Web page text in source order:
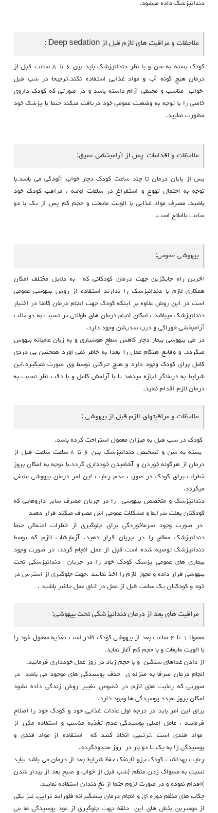
دندانپزشک داده میشود.
ملاحظات و مراقبت های لازم قبل از Deep sedation :
کودک بسته به سن و با نظر دندانپزشک باید بین ۶ تا ٨ ساعت قبل از
درمان هیچ گونه آب و مواد غذایی استفاده نکند.ترجیحا در شب قبل
خواب مناسب و محیطی آرام داشته باشد و در صورتی که کودک داروی
خاصی را با توجه به وضعیت عمومی خود دریافت میکند حتما با پزشک خود
مشورت نمایید.
ملاحظات و اقدامات پس از آرامبخشی عمیق:
پس از پایان درمان تا چند ساعت کودک دچار خواب آلودگی می باشد.با
توجه به احتمال تهوع و استفراغ در ساعات اولیه ، مراقب کودک خود
باشید. مصرف مواد غذایی با الویت مایعات و حجم کم پس از یک یا دو
ساعت بلامانع است.
بیهوشی عمومی:
آخرین راه جایگزین جهت درمان کودکانی که به دلایل مختلف امکان
همکاری لازم با دندانپزشک را ندارند استفاده از روش بیهوشی عمومی
است در این روش علاوه بر اینکه کودک جهت انجام درمان کاملا در اختیار
دندانپزشک میباشد ، امکان انجام درمان های طولانی تر نسبت به دو حالت
آرامبخشی خوراکی و دیپ سدیشن وجود دارد.
در طی بیهوشی بیمار دچار کاهش سطح هوشیاری و به زبان عامیانه بیهوش
میگردد. و وقایع هنگام عمل را بعدا به خاطر نمی اورد همچنین بی دردی
کامل برای کودک وجود دارد و هیچ حرکتی توسط وی صورت نمیگیرد.این
شرایط به درمانگر اجازه میدهد تا با آرامش کامل و با دقت نظر نسبت به
درمان لازم اقدام نماید.
ملاحظات و مراقبتهای لازم قبل از بیهوشی :
کودک در شب قبل به میزان معمول استراحت کرده باشد.
بسته به سن و تشخیص دندانپزشک بین ۶ تا ٨ ساعت ساعت قبل از
درمان از هرگونه خوردن و آشامیدن خودداری گردد.با توجه به امکان بروز
خطرات برای کودک در صورت عدم رعایت این امر درمان بیهوشی منتفی
میگردد.
دندانپزشک و متخصص بیهوشی را در جریان مصرف سایر داروهایی که
کودکتان بعلت شرایط و مشکلات عمومی اش مصرف میکند قرار دهید
در صورت وجود سرماخوردگی برای جلوگیری از خطرات احتمالی حتما
دندانپزشک معالج را در جریان قرار دهید. آزمایشات لازم که توسط
دندانپزشک توصیه شده است قبل از عمل انجام گردد. در صورت وجود
بیماری های عمومی پزشک کودک خود را در جریان دندانپزشکی تحت
بیهوشی قرار داده و مجوز لازم را اخذ نمایید .جهت جلوگیری از استرس در
خود و کودکتان یک ساعت قبل از عمل در اتاق عمل حاضر باشید .
مراقبت های بعد از درمان دندانپزشکی تحت بیهوشی:
معمولا ١ تا ٢ ساعت بعد از بیهوشی کودک قادر است تغذیه معمول خود را
با الویت مایعات و با حجم کم آغاز نماید.
از دادن غداهای سنگین و با حجم زیاد در روز عمل خودداری فرمایید.
انجام درمان صرفا به منزله ی حذف پوسیدگی های موجود می باشد در
صورتی که رعایت های لازم در خصوص تغییر روش زندگی داده نشود
امکان بروز مجدد پوسیدگی ها وجود دارد.
برای این امر باید در درجه اول عادات غذایی خود و کودک خود را اصلاح
فرمایید ، عامل اصلی پوسیدگی عدم تغذیه مناسب و استفاده مکرر از
مواد قندی است .ترتیبی اتخاذ کنید که استفاده از مواد قندی و
پوسیدگی زا به یک تا دو بار در روز محدودگردد.
رعایت بهداشت کودک جزو لاینفک حفظ شرایط بعد از درمان می باشد ،باید
نسبت به مسواک زدن منظم (شب قبل از خواب و صبح بعد از بیدار شدن
)اقدام نموده و در صورت لزوم حتما از نخ دندان استفاده نمایید.
چکاپ های منظم دوره ای و انجام درمان پیشگیرانه فلوراید تراپی، نیز یکی
از مهمترین بخش های این حلقه جهت جلوگیری از عود پوسیدگی ها می